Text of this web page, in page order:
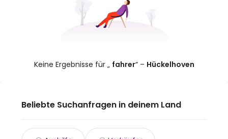
Keine Ergebnisse für „ fahrer“ – Hückelhoven
Beliebte Suchanfragen in deinem Land